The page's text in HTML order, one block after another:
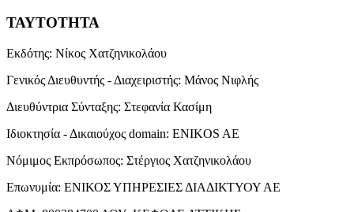
ΤΑΥΤΟΤΗΤΑ
Εκδότης: Νίκος Χατζηνικολάου
Γενικός Διευθυντής - Διαχειριστής: Μάνος Νιφλής
Διευθύντρια Σύνταξης: Στεφανία Κασίμη
Ιδιοκτησία - Δικαιούχος domain: ENIKOS AE
Νόμιμος Εκπρόσωπος: Στέργιος Χατζηνικολάου
Επωνυμία: ΕΝΙΚΟΣ ΥΠΗΡΕΣΙΕΣ ΔΙΑΔΙΚΤΥΟΥ ΑΕ